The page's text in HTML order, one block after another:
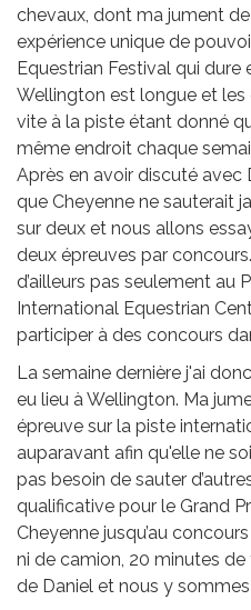
chevaux, dont ma jument
expérience unique de
Equestrian Festival qui dure
Wellington est longue et les
vite à la piste étant donné
même endroit chaque
Après en avoir discuté avec
que Cheyenne ne sauterait
sur deux et nous allons
deux épreuves par
d’ailleurs pas seulement au
International Equestrian
participer à des concours
La semaine dernière j'ai
eu lieu à Wellington. Ma
épreuve sur la piste
auparavant afin qu'elle ne
pas besoin de sauter
qualificative pour le Grand
Cheyenne jusqu’au
ni de camion, 20 minutes
de Daniel et nous y